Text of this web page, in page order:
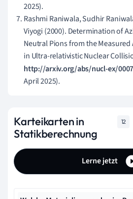
2025).
Rashmi Raniwala, Sudhir
Viyogi (2000). Determination of
Neutral Pions from the
in Ultra-relativistic Nuclear
http://arxiv.org/abs/nucl-ex/
April 2025).
Karteikarten in
Statikberechnung
12
Lerne jetzt